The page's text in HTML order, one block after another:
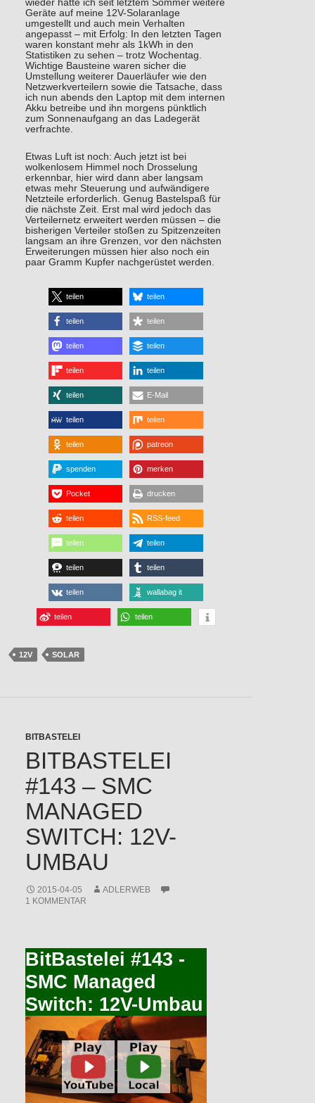
wieder hatte ich seit letztem Sommer weitere
Geräte auf meine 12V-Solaranlage
umgestellt und auch mein Verhalten
angepasst – mit Erfolg: In den letzten Tagen
waren konstant mehr als 1kWh in den
Statistiken zu sehen – trotz Wochentag.
Wichtige Bausteine waren sicher die
Umstellung weiterer Dauerläufer wie den
Netzwerkverteilern sowie die Tatsache, dass
ich nun abends den Laptop mit dem internen
Akku betreibe und ihn morgens pünktlich
zum Sonnenaufgang an das Ladegerät
verfrachte.
Etwas Luft ist noch: Auch jetzt ist bei
wolkenlosem Himmel noch Drosselung
erkennbar, hier wird dann aber langsam
etwas mehr Steuerung und aufwändigere
Netzteile erforderlich. Genug Bastelspaß für
die nächste Zeit. Erst mal wird jedoch das
Verteilernetz erweitert werden müssen – die
bisherigen Verteiler stoßen zu Spitzenzeiten
langsam an ihre Grenzen, vor den nächsten
Erweiterungen müssen hier also noch ein
paar Gramm Kupfer nachgerüstet werden.
teilen teilen
teilen teilen
teilen teilen
teilen teilen
teilen E-Mail
teilen teilen
teilen patreon
spenden merken
Pocket drucken
teilen RSS-feed
teilen teilen
teilen teilen
teilen wallabag it
teilen teilen
12V SOLAR
BITBASTELEI
BITBASTELEI
#143 – SMC
MANAGED
SWITCH: 12V-
UMBAU
2015-04-05
ADLERWEB
1 KOMMENTAR
BitBastelei #143 -
SMC Managed
Switch: 12V-Umbau